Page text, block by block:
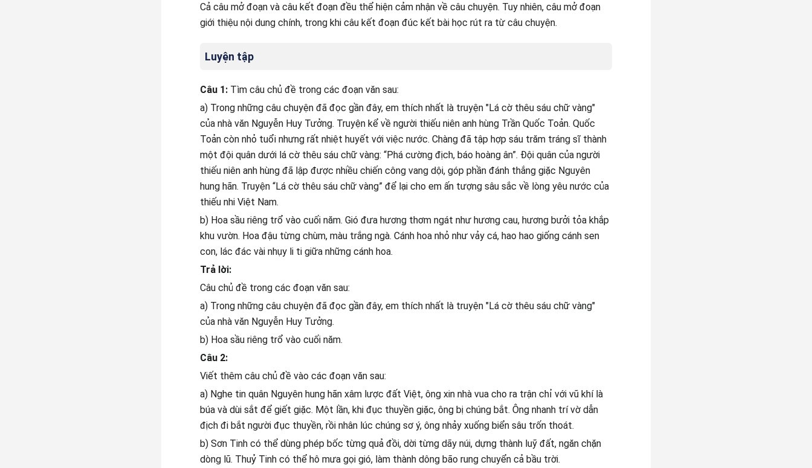
Cả câu mở đoạn và câu kết đoạn đều thể hiện cảm nhận về câu chuyện. Tuy nhiên, câu mở đoạn
giới thiệu nội dung chính, trong khi câu kết đoạn đúc kết bài học rút ra từ câu chuyện.
Luyện tập
Câu 1:Tìm câu chủ đề trong các đoạn văn sau:
a) Trong những câu chuyện đã đọc gần đây, em thích nhất là truyện "Lá cờ thêu sáu chữ vàng"
của nhà văn Nguyễn Huy Tưởng. Truyện kể về người thiếu niên anh hùng Trần Quốc Toản. Quốc
Toản còn nhỏ tuổi nhưng rất nhiệt huyết với việc nước. Chàng đã tập hợp sáu trăm tráng sĩ thành
một đội quân dưới lá cờ thêu sáu chữ vàng: “Phá cường địch, báo hoàng ân”. Đội quân của người
thiếu niên anh hùng đã lập được nhiều chiến công vang dội, góp phần đánh thắng giặc Nguyên
hung hãn. Truyện “Lá cờ thêu sáu chữ vàng” để lại cho em ấn tượng sâu sắc về lòng yêu nước của
thiếu nhi Việt Nam.
b) Hoa sầu riêng trổ vào cuối năm. Gió đưa hương thơm ngát như hương cau, hương bưởi tỏa khắp
khu vườn. Hoa đậu từng chùm, màu trắng ngà. Cánh hoa nhỏ như vảy cá, hao hao giống cánh sen
con, lác đác vài nhụy li ti giữa những cánh hoa.
Trả lời:
Câu chủ đề trong các đoạn văn sau:
a) Trong những câu chuyện đã đọc gần đây, em thích nhất là truyện "Lá cờ thêu sáu chữ vàng"
của nhà văn Nguyễn Huy Tưởng.
b) Hoa sầu riêng trổ vào cuối năm.
Câu 2:
Viết thêm câu chủ đề vào các đoạn văn sau:
a) Nghe tin quân Nguyên hung hãn xâm lược đất Việt, ông xin nhà vua cho ra trận chỉ với vũ khí là
búa và dùi sắt để giết giặc. Một lần, khi đục thuyền giặc, ông bị chúng bắt. Ông nhanh trí vờ dẫn
địch đi bắt người đục thuyền, rồi nhân lúc chúng sơ ý, ông nhảy xuống biển sâu trốn thoát.
b) Sơn Tinh có thể dùng phép bốc từng quả đồi, dời từng dãy núi, dựng thành luỹ đất, ngăn chặn
dòng lũ. Thuỷ Tinh có thể hô mưa gọi gió, làm thành dông bão rung chuyển cả bầu trời.